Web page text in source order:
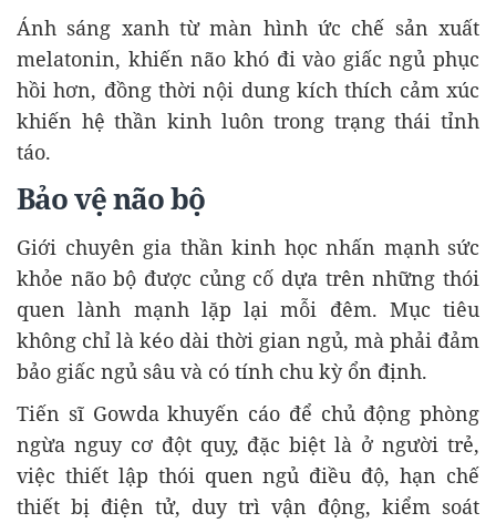
Ánh sáng xanh từ màn hình ức chế sản xuất
melatonin, khiến não khó đi vào giấc ngủ phục
hồi hơn, đồng thời nội dung kích thích cảm xúc
khiến hệ thần kinh luôn trong trạng thái tỉnh
táo.
Bảo vệ não bộ
Giới chuyên gia thần kinh học nhấn mạnh sức
khỏe não bộ được củng cố dựa trên những thói
quen lành mạnh lặp lại mỗi đêm. Mục tiêu
không chỉ là kéo dài thời gian ngủ, mà phải đảm
bảo giấc ngủ sâu và có tính chu kỳ ổn định.
Tiến sĩ Gowda khuyến cáo để chủ động phòng
ngừa nguy cơ đột quỵ, đặc biệt là ở người trẻ,
việc thiết lập thói quen ngủ điều độ, hạn chế
thiết bị điện tử, duy trì vận động, kiểm soát